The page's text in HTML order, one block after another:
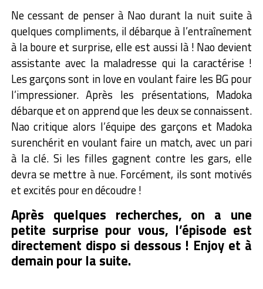
Ne cessant de penser à Nao durant la nuit suite à
quelques compliments, il débarque à l’entraînement
à la boure et surprise, elle est aussi là ! Nao devient
assistante avec la maladresse qui la caractérise !
Les garçons sont in love en voulant faire les BG pour
l’impressioner. Après les présentations, Madoka
débarque et on apprend que les deux se connaissent.
Nao critique alors l’équipe des garçons et Madoka
surenchérit en voulant faire un match, avec un pari
à la clé. Si les filles gagnent contre les gars, elle
devra se mettre à nue. Forcément, ils sont motivés
et excités pour en découdre !
Après quelques recherches, on a une
petite surprise pour vous, l’épisode est
directement dispo si dessous ! Enjoy et à
demain pour la suite.